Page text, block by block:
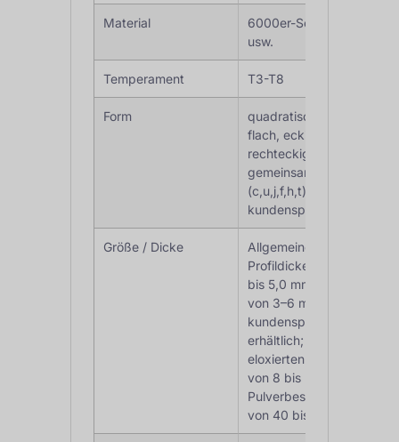
Material
6000er-Serie, 7075
usw.
Temperament T3-T8
Form
quadratisch, rund,
flach, eckig,
rechteckig,
gemeinsamer Kanal
(c,u,j,f,h,t),
kundenspezifisch
Größe / Dicke
Allgemeine
Profildicken von 0,3
bis 5,0 mm, Längen
von 3–6 m oder
kundenspezifisch
erhältlich; Dicke der
eloxierten Schutzfolie
von 8 bis 25 µm,
Pulverbeschichtung
von 40 bis 120 µm.